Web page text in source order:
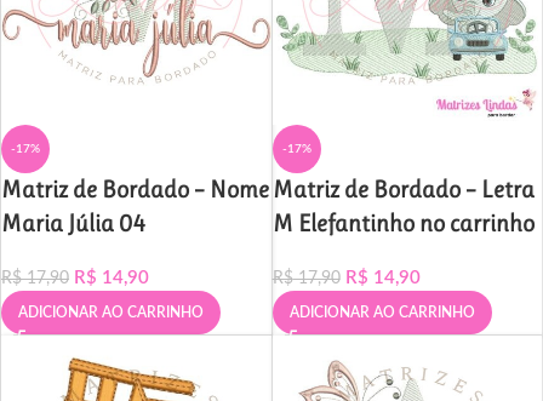
-17%
Matriz de Bordado – Nome
Maria Júlia 04
R$17,90 R$ 14,90
ADICIONAR AO CARRINHO
-17%
Matriz de Bordado – Letra
M Elefantinho no carrinho
R$17,90 R$ 14,90
ADICIONAR AO CARRINHO